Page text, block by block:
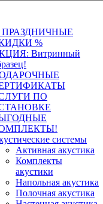
ПРАЗДНИЧНЫЕ
%
Витринный
ПО
системы
Активная акустика
Комплекты
акустики
Напольная акустика
Полочная акустика